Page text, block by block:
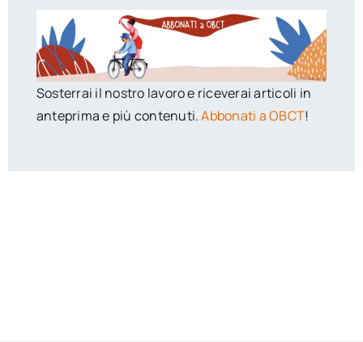
Sosterrai il nostro lavoro e riceverai articoli in
anteprima e più contenuti.Abbonati a OBCT!